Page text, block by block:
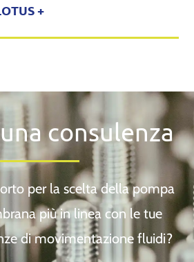
+
consulenza
per la scelta della pompa
più in linea con le tue
di movimentazione fluidi?